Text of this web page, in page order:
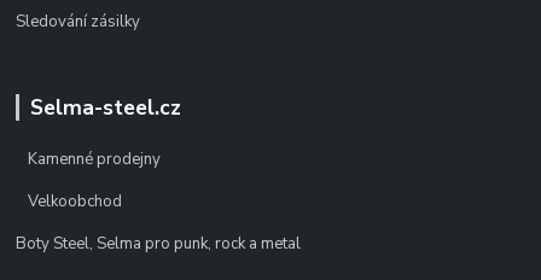
Sledování zásilky
Selma-steel.cz
Kamenné prodejny
Velkoobchod
Boty Steel, Selma pro punk, rock a metal